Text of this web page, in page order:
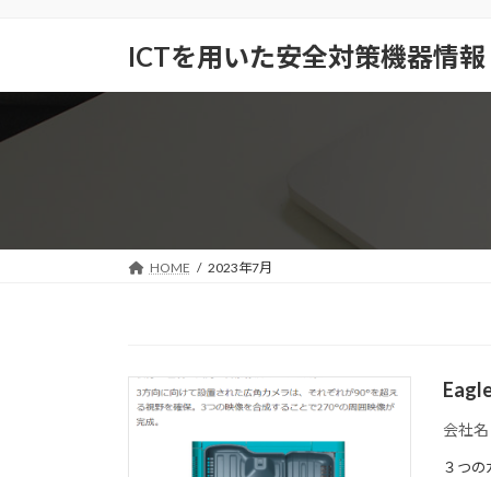
ン
へ
プ
ー
ョ
動
ICTを用いた安全対策機器情報
HOME 2023年7月
会社
３つの